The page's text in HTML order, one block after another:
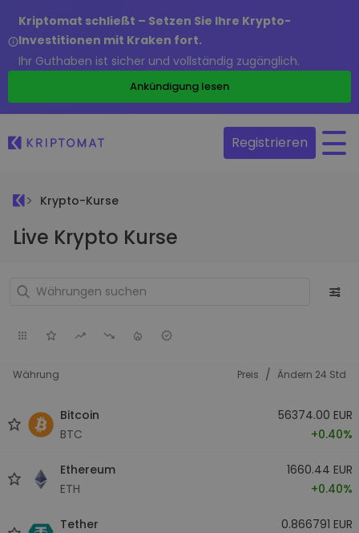
Kriptomat schließt – Setzen Sie Ihre Krypto-
Investitionen mit Kraken fort.
Ihr Guthaben ist sicher und vollständig zugänglich.
Ankündigung lesen
Registrieren
Krypto-Kurse
Live Krypto Kurse
Währung Preis / Ändern 24 Std
Bitcoin
BTC
56374.00 EUR
+0.40%
Ethereum
ETH
1660.44 EUR
+0.40%
Tether
0.866791 EUR